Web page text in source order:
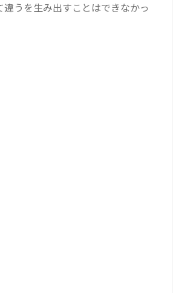
うを生み出すことはできなかっ